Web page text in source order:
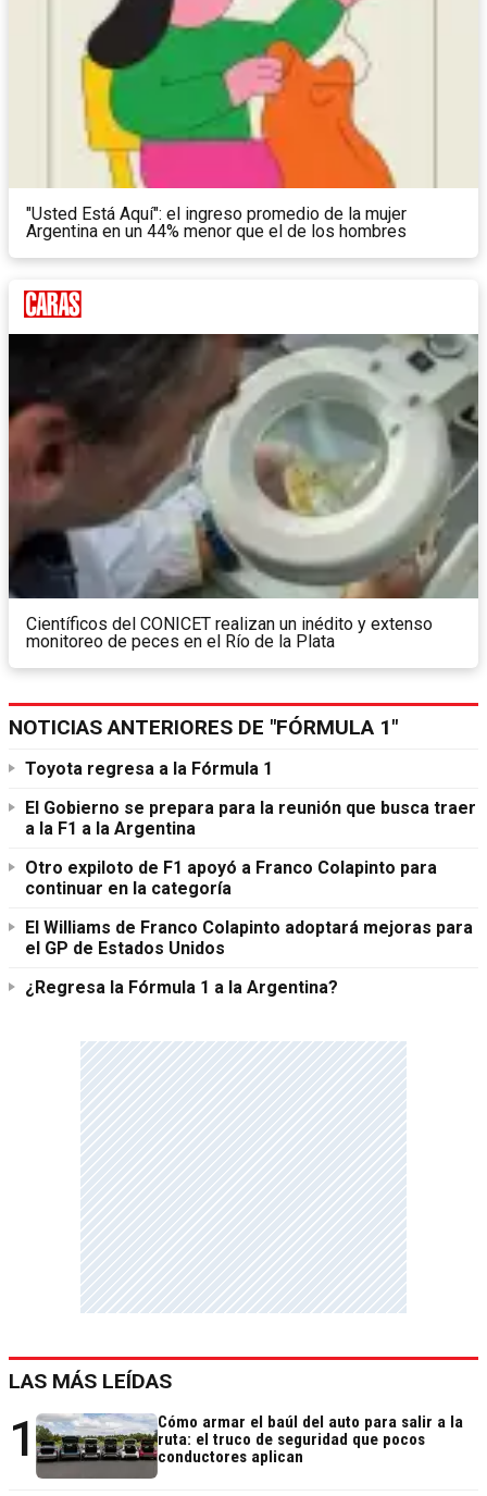
"Usted Está Aquí": el ingreso promedio de la mujer
Argentina en un 44% menor que el de los hombres
Científicos del CONICET realizan un inédito y extenso
monitoreo de peces en el Río de la Plata
NOTICIAS ANTERIORES DE "FÓRMULA 1"
Toyota regresa a la Fórmula 1
El Gobierno se prepara para la reunión que busca traer
a la F1 a la Argentina
Otro expiloto de F1 apoyó a Franco Colapinto para
continuar en la categoría
El Williams de Franco Colapinto adoptará mejoras para
el GP de Estados Unidos
¿Regresa la Fórmula 1 a la Argentina?
LAS MÁS LEÍDAS
1
Cómo armar el baúl del auto para salir a la
ruta: el truco de seguridad que pocos
conductores aplican